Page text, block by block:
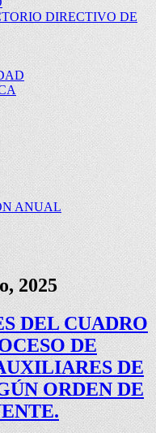
DIRECTIVO DE
ANUAL
2025
DEL CUADRO
DE
DE
ORDEN DE